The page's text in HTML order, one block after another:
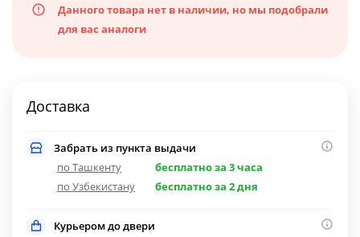
Данного товара нет в наличии, но мы подобрали
для вас аналоги
Доставка
Забрать из пункта выдачи
по Ташкенту
бесплатно за 3 часа
по Узбекистану
бесплатно за 2 дня
Курьером до двери